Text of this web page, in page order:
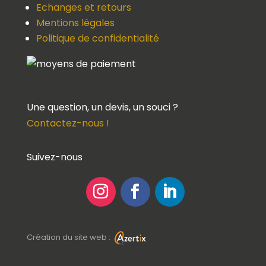
Echanges et retours
Mentions légales
Politique de confidentialité
Une question, un devis, un souci ?
Contactez-nous !
Suivez-nous
Création du site web :